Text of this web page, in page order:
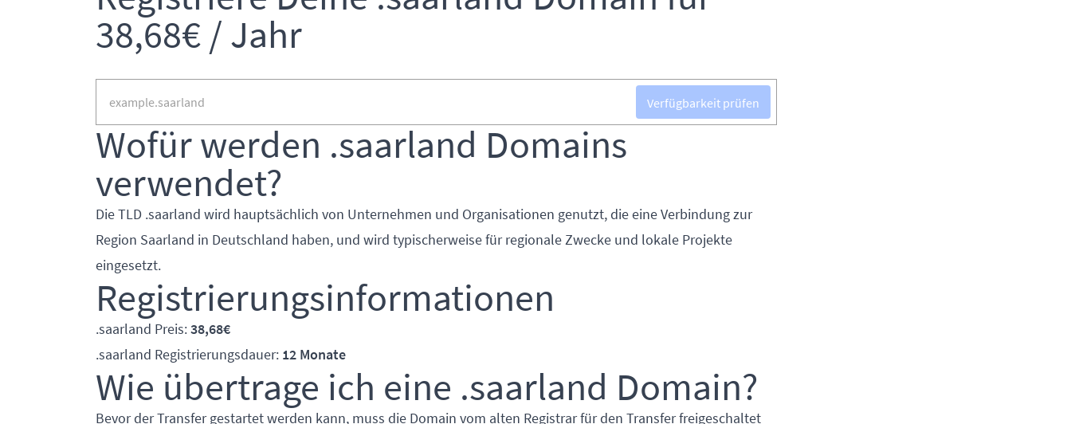
38,68€ / Jahr
Verfügbarkeit prüfen
Wofür werden .saarland Domains
verwendet?
Die TLD .saarland wird hauptsächlich von Unternehmen und Organisationen genutzt, die eine Verbindung zur
Region Saarland in Deutschland haben, und wird typischerweise für regionale Zwecke und lokale Projekte
eingesetzt.
Registrierungsinformationen
.saarland Preis:38,68€
.saarland Registrierungsdauer: 12 Monate
Wie übertrage ich eine .saarland Domain?
Bevor der Transfer gestartet werden kann, muss die Domain vom alten Registrar für den Transfer freigeschaltet